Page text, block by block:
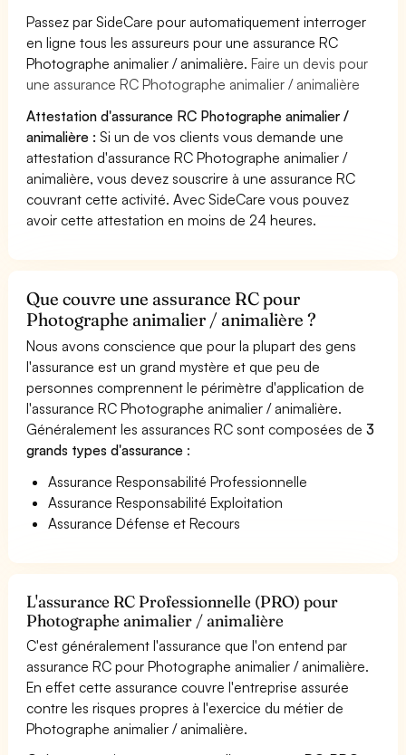
Passez par SideCare pour automatiquement interroger
en ligne tous les assureurs pour une assurance RC
Photographe animalier / animalière.Faire un devis pour
une assurance RC Photographe animalier / animalière
Attestation d'assurance RC Photographe animalier /
animalière : Si un de vos clients vous demande une
attestation d'assurance RC Photographe animalier /
animalière, vous devez souscrire à une assurance RC
couvrant cette activité. Avec SideCare vous pouvez
avoir cette attestation en moins de 24 heures.
Que couvre une assurance RC pour
Photographe animalier / animalière ?
Nous avons conscience que pour la plupart des gens
l'assurance est un grand mystère et que peu de
personnes comprennent le périmètre d'application de
l'assurance RC Photographe animalier / animalière.
Généralement les assurances RC sont composées de3
grands types d'assurance :
Assurance Responsabilité Professionnelle
Assurance Responsabilité Exploitation
Assurance Défense et Recours
L'assurance RC Professionnelle (PRO) pour
Photographe animalier / animalière
C'est généralement l'assurance que l'on entend par
assurance RC pour Photographe animalier / animalière.
En effet cette assurance couvre l'entreprise assurée
contre les risques propres à l'exercice du métier de
Photographe animalier / animalière.